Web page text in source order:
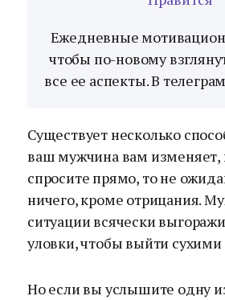
Ежедневные
чтобы по-новому
все ее аспекты. В
Существует несколько
ваш мужчина вам изменяет,
спросите прямо, то не
ничего, кроме отрицания.
ситуации всячески
уловки, чтобы выйти
Но если вы услышите одну